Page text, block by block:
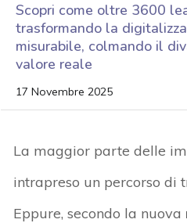
Scopri come oltre 3600
trasformando la
misurabile, colmando il
valore reale
17 Novembre 2025
La maggior parte delle
intrapreso un percorso di
Eppure, secondo la nuova